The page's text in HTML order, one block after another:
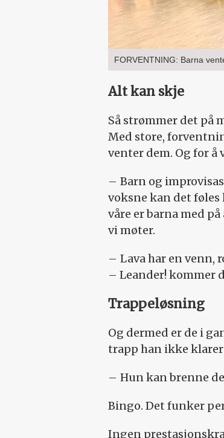
FORVENTNING: Barna
Alt kan skje
Så strømmer det på
Med store,
venter dem. Og for
– Barn og
voksne kan det
våre er barna med
vi møter.
– Lava har en venn,
– Leander! kommer
Trappeløsning
Og dermed er de i
trapp han ikke
– Hun kan brenne
Bingo. Det funker
Ingen